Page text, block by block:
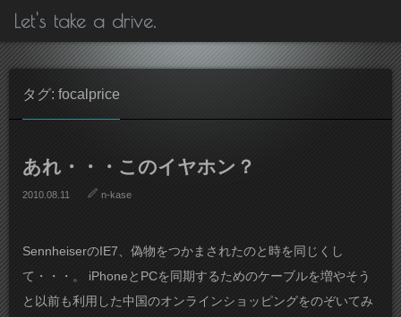
Let's take a drive.
タグ: focalprice
あれ・・・このイヤホン？
2010.08.11 n-kase
SennheiserのIE7、偽物をつかまされたのと時を同じくし
て・・・。 iPhoneとPCを同期するためのケーブルを増やそう
と以前も利用した中国のオンラインショッピングをのぞいてみ